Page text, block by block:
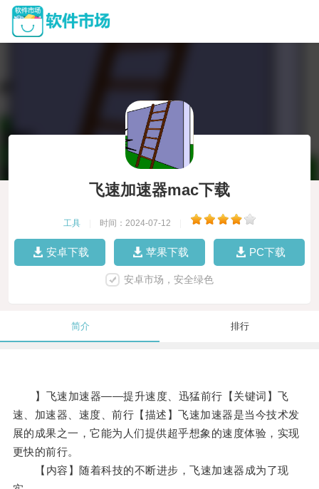
飞速加速器mac下载
工具 时间：2024-07-12
安卓下载 苹果下载 PC下载
安卓市场，安全绿色
简介 排行
】飞速加速器——提升速度、迅猛前行【关键词】飞
速、加速器、速度、前行【描述】飞速加速器是当今技术发
展的成果之一，它能为人们提供超乎想象的速度体验，实现
更快的前行。
【内容】随着科技的不断进步，飞速加速器成为了现